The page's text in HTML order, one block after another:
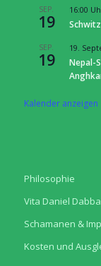
SEP.
19
16:00
SEP.
19
19.
Nepal-
Kalender anzeigen
Philosophie
Vita Daniel
Schamanen &
Kosten und